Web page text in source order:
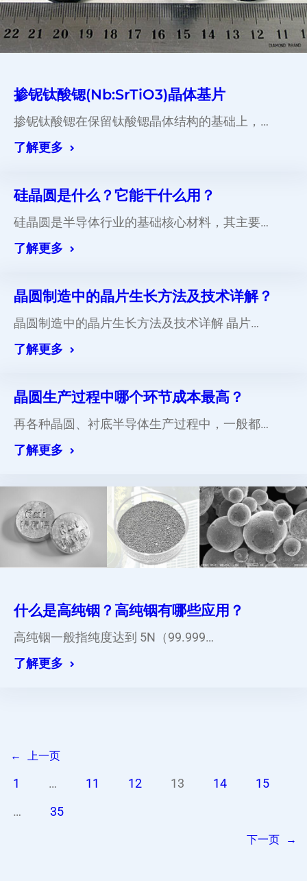
掺铌钛酸锶(Nb:SrTiO3)晶体基片
掺铌钛酸锶在保留钛酸锶晶体结构的基础上，…
了解更多
硅晶圆是什么？它能干什么用？
硅晶圆是半导体行业的基础核心材料，其主要…
了解更多
晶圆制造中的晶片生长方法及技术详解？
晶圆制造中的晶片生长方法及技术详解 晶片…
了解更多
晶圆生产过程中哪个环节成本最高？
再各种晶圆、衬底半导体生产过程中，一般都…
了解更多
什么是高纯铟？高纯铟有哪些应用？
高纯铟一般指纯度达到 5N（99.999…
了解更多
← 上一页
1 … 11 12 13 14 15
… 35
下一页 →